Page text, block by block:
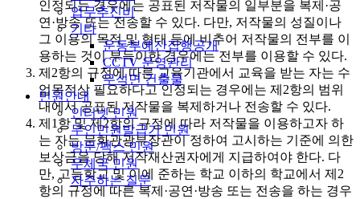
업무추진비
기타
운동부예산집행공개
CCTV 운영관리
무석면 건출물
민원안내
인터넷 민원
무인민원발급기 민원
방문/팩스 민원
우체국 민원
자주하는 질문
인정되는 경우에는 공표된 저작물의 일부분을 복제·공
연·방송 또는 전송할 수 있다. 다만, 저작물의 성질이나
그 이용의 목적 및 형태 등에 비추어 저작물의 전부를 이
용하는 것이 부득이한 경우에는 전부를 이용할 수 있다.
제2항의 규정에 따른 교육기관에서 교육을 받는 자는 수
업목적상 필요하다고 인정되는 경우에는 제2항의 범위
내에서 공표된 저작물을 복제하거나 전송할 수 있다.
제1항 및 제2항의 규정에 따라 저작물을 이용하고자 하
는 자는 문화관광부장관이 정하여 고시하는 기준에 의한
보상금을 당해 저작재산권자에게 지급하여야 한다. 다
만, 고등학교 및 이에 준하는 학교 이하의 학교에서 제2
항의 규정에 따른 복제·공연·방송 또는 전송을 하는 경우